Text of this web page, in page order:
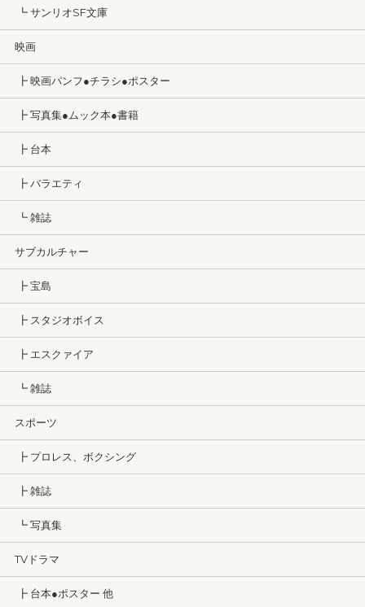
┗ サンリオSF文庫
映画
┣ 映画パンフ●チラシ●ポスター
┣ 写真集●ムック本●書籍
┣ 台本
┣ バラエティ
┗ 雑誌
サブカルチャー
┣ 宝島
┣ スタジオボイス
┣ エスクァイア
┗ 雑誌
スポーツ
┣ プロレス、ボクシング
┣ 雑誌
┗ 写真集
TVドラマ
┣ 台本●ポスター 他